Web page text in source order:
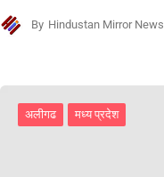
By Hindustan Mirror News
अलीगढ मध्य प्रदेश